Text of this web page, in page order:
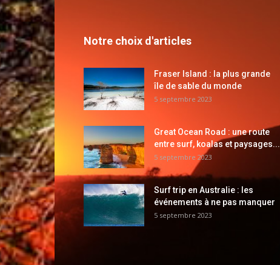
Notre choix d'articles
Fraser Island : la plus grande
île de sable du monde
5 septembre 2023
Great Ocean Road : une route
entre surf, koalas et paysages...
5 septembre 2023
Surf trip en Australie : les
événements à ne pas manquer
5 septembre 2023